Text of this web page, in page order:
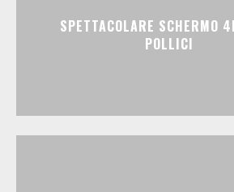
SPETTACOLARE SCHERMO
POLLICI